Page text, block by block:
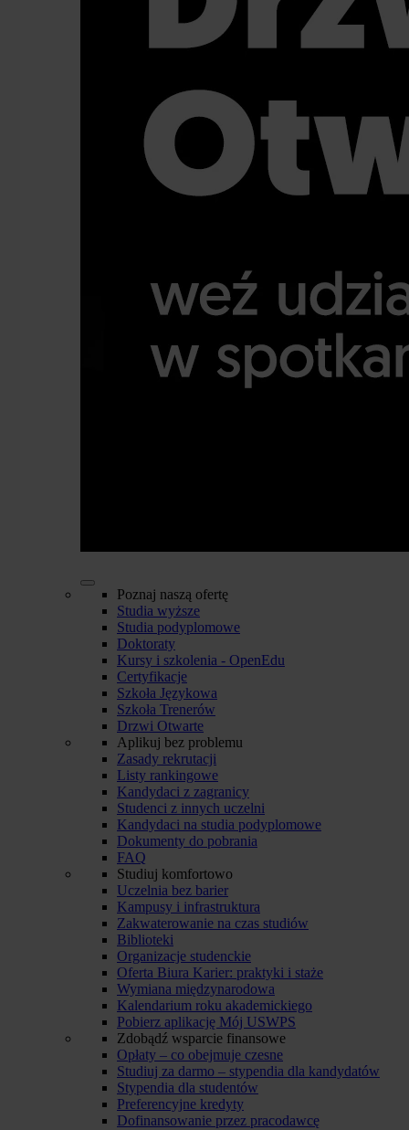
Poznaj naszą ofertę
Studia wyższe
Studia podyplomowe
Doktoraty
Kursy i szkolenia - OpenEdu
Certyfikacje
Szkoła Językowa
Szkoła Trenerów
Drzwi Otwarte
Aplikuj bez problemu
Zasady rekrutacji
Listy rankingowe
Kandydaci z zagranicy
Studenci z innych uczelni
Kandydaci na studia podyplomowe
Dokumenty do pobrania
FAQ
Studiuj komfortowo
Uczelnia bez barier
Kampusy i infrastruktura
Zakwaterowanie na czas studiów
Biblioteki
Organizacje studenckie
Oferta Biura Karier: praktyki i staże
Wymiana międzynarodowa
Kalendarium roku akademickiego
Pobierz aplikację Mój USWPS
Zdobądź wsparcie finansowe
Opłaty – co obejmuje czesne
Studiuj za darmo – stypendia dla kandydatów
Stypendia dla studentów
Preferencyjne kredyty
Dofinansowanie przez pracodawcę